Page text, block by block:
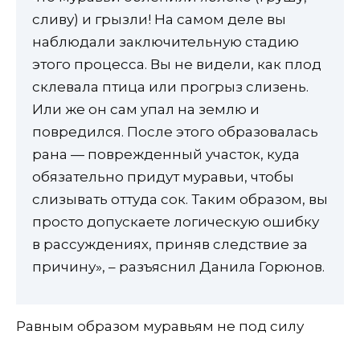
сливу) и грызли! На самом деле вы
наблюдали заключительную стадию
этого процесса. Вы не видели, как плод
склевала птица или прогрыз слизень.
Или же он сам упал на землю и
повредился. После этого образовалась
рана — поврежденный участок, куда
обязательно придут муравьи, чтобы
слизывать оттуда сок. Таким образом, вы
просто допускаете логическую ошибку
в рассуждениях, приняв следствие за
причину», – разъяснил Данила Горюнов.
Равным образом муравьям не под силу